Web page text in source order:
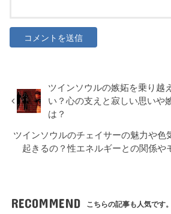
ツインソウルの嫉妬を乗り越
い？心の支えと寂しい思いや
は？
ツインソウルのチェイサーの魅力や色
起きるの？性エネルギーとの関係や
RECOMMEND こちらの記事も人気です。